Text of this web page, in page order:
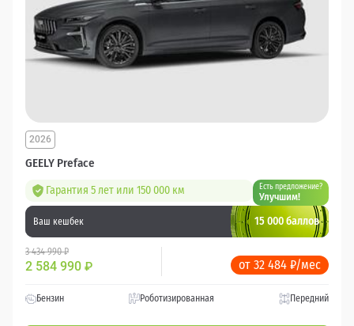
GEELY Preface
2026
Гарантия 5 лет или 150 000 км Есть предложение?
Улучшим!
Ваш кешбек 15 000 баллов
3 434 990 ₽
2 584 990 ₽ от 32 484 ₽/мес
Бензин Роботизированная Передний